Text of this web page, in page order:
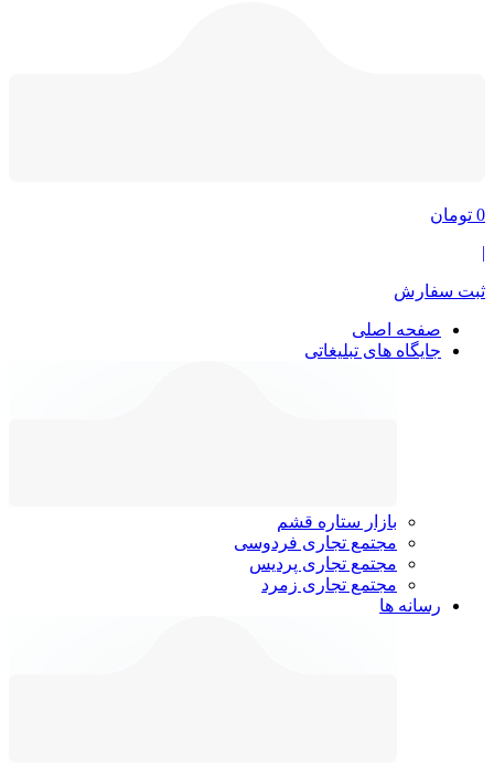
0 تومان
|
ثبت سفارش
صفحه اصلی
جایگاه های تبلیغاتی
بازار ستاره قشم
مجتمع تجاری فردوسی
مجتمع تجاری پردیس
مجتمع تجاری زمرد
رسانه ها